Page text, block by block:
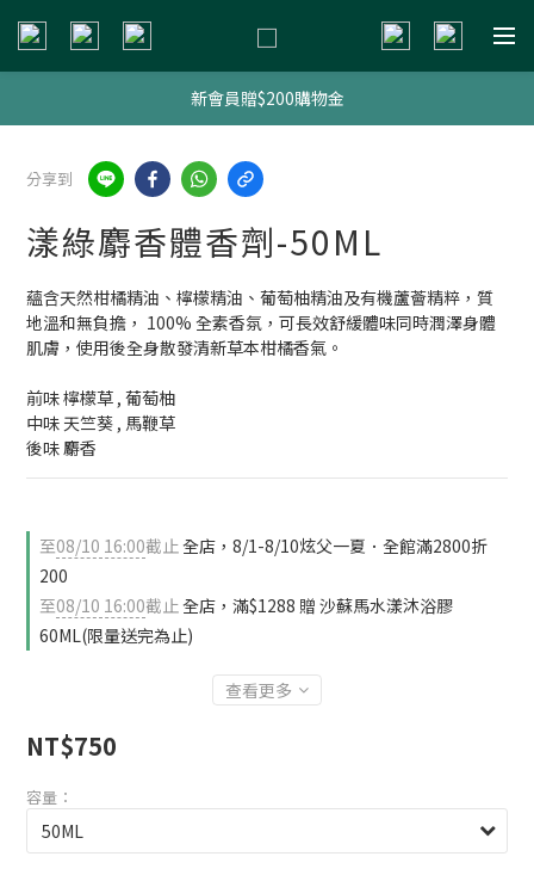
新會員贈$200購物金
新會員贈$200購物金
分享到
漾綠麝香體香劑-50ML
蘊含天然柑橘精油、檸檬精油、葡萄柚精油及有機蘆薈精粹，質
地溫和無負擔， 100% 全素香氛，可長效舒緩體味同時潤澤身體
肌膚，使用後全身散發清新草本柑橘香氣。
前味 檸檬草 , 葡萄柚
中味 天竺葵 , 馬鞭草
後味 麝香
至08/10 16:00截止全店，8/1-8/10炫父一夏．全館滿2800折
200
至08/10 16:00截止全店，滿$1288 贈 沙蘇馬水漾沐浴膠
60ML(限量送完為止)
查看更多
NT$750
容量：